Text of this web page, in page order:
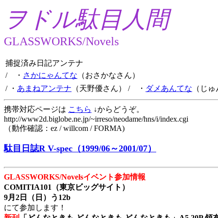
ヲドル駄目人間
GLASSWORKS/Novels
捕捉済み日記アンテナ
/ ・ さかにゃんてな （おさかなさん）
/ ・ あまねアンテナ （天野優さん） / ・ ダメあんてな （じ
携帯対応ページは こちら ↓からどうぞ。
http://www2d.biglobe.ne.jp/~irreso/neodame/hns/i/index.cgi
（動作確認：ez / willcom / FORMA)
駄目日誌R V-spec（1999/06～2001/07）
GLASSWORKS/Novelsイベント参加情報
COMITIA101（東京ビッグサイト）
9月2日（日）う12b
にて参加します！